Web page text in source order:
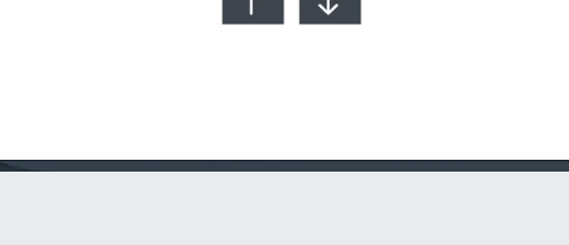
Talco en polvo